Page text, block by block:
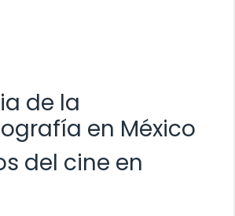
de la
en México
del cine en